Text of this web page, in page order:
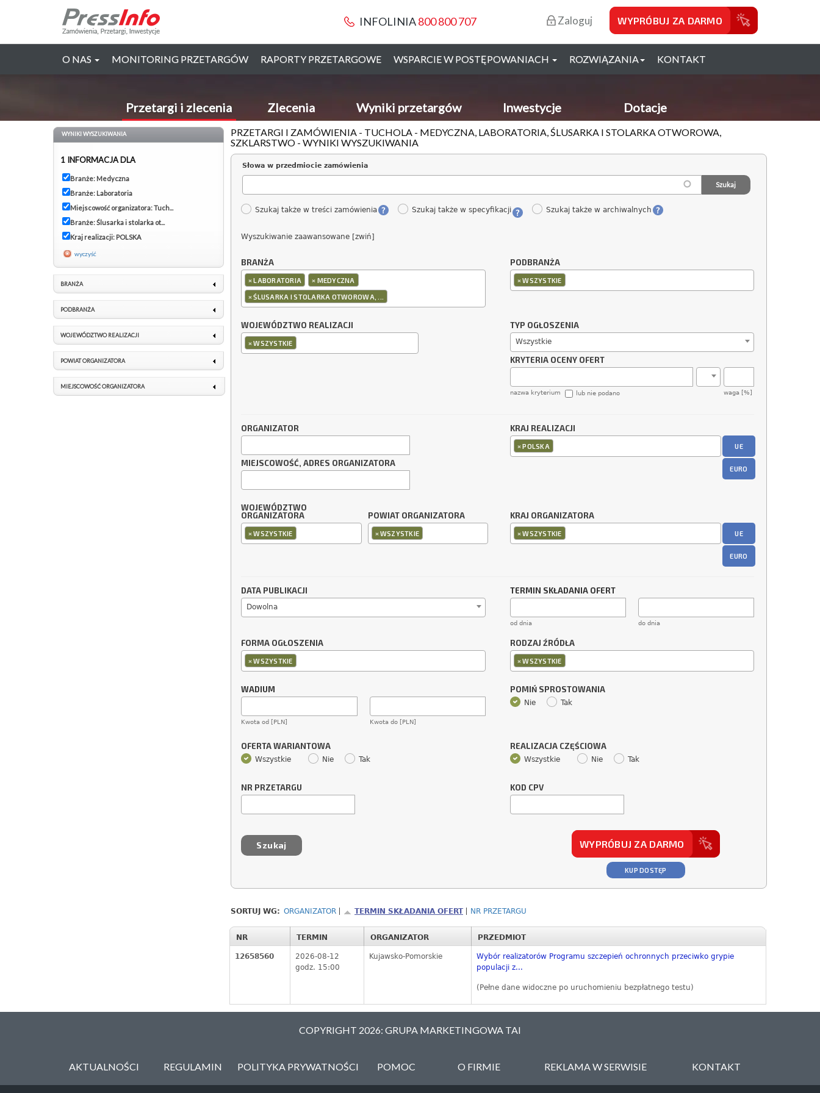
INFOLINIA800 800 707 Zaloguj WYPRÓBUJ ZA DARMO
O NAS MONITORING PRZETARGÓW RAPORTY PRZETARGOWE WSPARCIE W POSTĘPOWANIACH ROZWIĄZANIA KONTAKT
Przetargi i zlecenia Zlecenia Wyniki przetargów Inwestycje Dotacje
PRZETARGI I ZAMÓWIENIA - TUCHOLA - MEDYCZNA, LABORATORIA, ŚLUSARKA I STOLARKA OTWOROWA,
SZKLARSTWO - WYNIKI WYSZUKIWANIA
Słowa w przedmiocie zamówienia
Szukaj także w treści zamówienia Szukaj także w specyfikacji Szukaj także w archiwalnych
Wyszukiwanie zaawansowane [zwiń]
BRANŻA
×LABORATORIA × MEDYCZNA
×ŚLUSARKA I STOLARKA OTWOROWA, ...
PODBRANŻA
×WSZYSTKIE
WOJEWÓDZTWO REALIZACJI
×WSZYSTKIE
TYP OGŁOSZENIA
Wszystkie
KRYTERIA OCENY OFERT
nazwa kryterium waga [%]
lub nie podano
ORGANIZATOR
MIEJSCOWOŚĆ, ADRES ORGANIZATORA
KRAJ REALIZACJI
×POLSKA UE
EURO
WOJEWÓDZTWO
ORGANIZATORA
×WSZYSTKIE
POWIAT ORGANIZATORA
×WSZYSTKIE
KRAJ ORGANIZATORA
×WSZYSTKIE UE
EURO
DATA PUBLIKACJI
Dowolna
TERMIN SKŁADANIA OFERT
od dnia do dnia
FORMA OGŁOSZENIA
×WSZYSTKIE
RODZAJ ŹRÓDŁA
×WSZYSTKIE
WADIUM
Kwota od [PLN] Kwota do [PLN]
POMIŃ SPROSTOWANIA
Nie Tak
OFERTA WARIANTOWA
Wszystkie Nie Tak
REALIZACJA CZĘŚCIOWA
Wszystkie Nie Tak
NR PRZETARGU KOD CPV
WYPRÓBUJ ZA DARMO
KUP DOSTĘP
SORTUJ WG: ORGANIZATOR TERMIN SKŁADANIA OFERT NR PRZETARGU
NR TERMIN ORGANIZATOR PRZEDMIOT
12658560
2026-08-12
godz. 15:00
Kujawsko-Pomorskie
Wybór realizatorów Programu szczepień ochronnych przeciwko grypie
populacji z...
(Pełne dane widoczne po uruchomieniu bezpłatnego testu)
WYNIKI WYSZUKIWANIA
1 INFORMACJA DLA
Branże: Medyczna
Branże: Laboratoria
Miejscowość organizatora: Tuch...
Branże: Ślusarka i stolarka ot...
Kraj realizacji: POLSKA
wyczyść
BRANŻA
PODBRANŻA
WOJEWÓDZTWO REALIZACJI
POWIAT ORGANIZATORA
MIEJSCOWOŚĆ ORGANIZATORA
COPYRIGHT 2026: GRUPA MARKETINGOWA TAI
AKTUALNOŚCI REGULAMIN POLITYKA PRYWATNOŚCI POMOC O FIRMIE REKLAMA W SERWISIE KONTAKT